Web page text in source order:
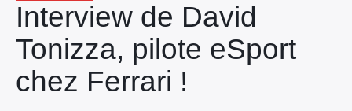
Interview de David
Tonizza, pilote eSport
chez Ferrari !